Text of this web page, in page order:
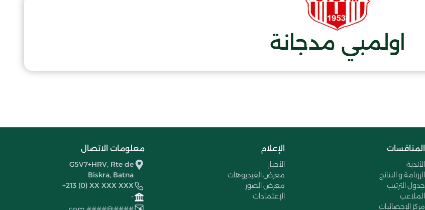
اولمبي مدجانة
المنافسات
الأندية
الرزنامة و النتائج
جدول الترتيب
الملاعب
مركز الإحصائيات
الإعلام
الأخبار
معرض الفيديوهات
معرض الصور
الإعتمادات
معلومات الاتصال
G5V7+HRV, Rte de
Biskra, Batna
+213 (0) XX XXX XXX
-